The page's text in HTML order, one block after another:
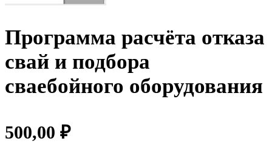
Программа расчёта отказа
свай и подбора
сваебойного оборудования
500,00 ₽